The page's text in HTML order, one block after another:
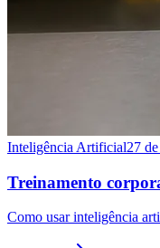
Inteligência Artificial27
Treinamento
Como usar inteligência